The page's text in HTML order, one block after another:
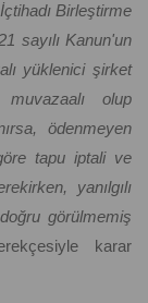
Birleştirme
sayılı Kanun'un
yüklenici şirket
olup
ödenmeyen
tapu iptali ve
yanılgılı
görülmemiş
karar